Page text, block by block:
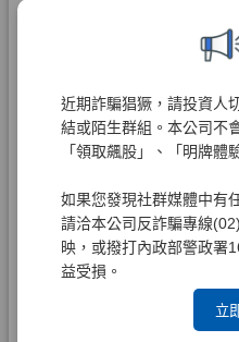
近期詐騙猖獗，請投資人
結或陌生群組。本公司不
「領取飆股」、「明牌體
如果您發現社群媒體中有
請洽本公司反詐騙專線
映，或撥打內政部警政署
益受損。
立